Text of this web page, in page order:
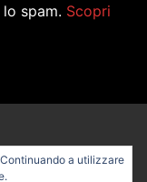
spam. Scopri
a utilizzare